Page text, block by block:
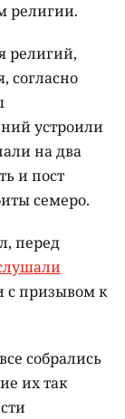
религии.
религий,
согласно
устроили
на два
и пост
семеро.
перед
с призывом к
собрались
их так